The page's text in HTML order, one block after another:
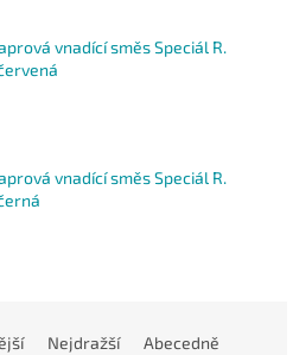
vnadící směs Speciál R.
vnadící směs Speciál R.
Nejdražší Abecedně